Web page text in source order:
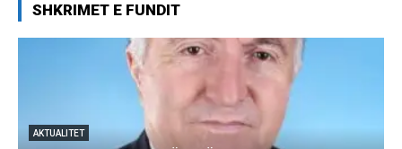
SHKRIMET E FUNDIT